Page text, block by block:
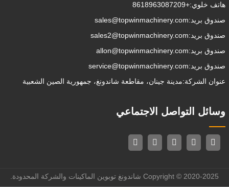
هاتف خلوي:+8618963087209
صندوق بريد:sales@topwinmachinery.com
صندوق بريد:sales2@topwinmachinery.com
صندوق بريد:allon@topwinmachinery.com
صندوق بريد:service@topwinmachinery.com
عنوان الشركة:مدينة جينان، مقاطعة شاندونغ، جمهورية الصين الشعبية
وسائل التواصل الاجتماعي
Copyright © 2020-2025 شاندونغ توبوين الماكينات والشركة المحدودة.